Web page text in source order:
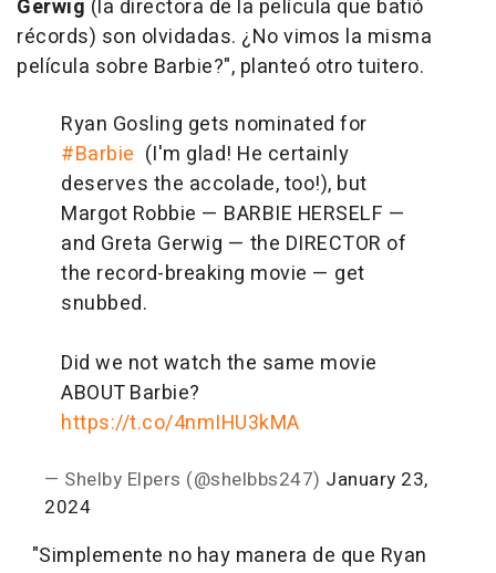
Gerwig (la directora de la película que batió
récords) son olvidadas. ¿No vimos la misma
película sobre Barbie?", planteó otro tuitero.
Ryan Gosling gets nominated for
#Barbie (I'm glad! He certainly
deserves the accolade, too!), but
Margot Robbie — BARBIE HERSELF —
and Greta Gerwig — the DIRECTOR of
the record-breaking movie — get
snubbed.
Did we not watch the same movie
ABOUT Barbie?
https://t.co/4nmIHU3kMA
— Shelby Elpers (@shelbbs247) January 23,
2024
"Simplemente no hay manera de que Ryan